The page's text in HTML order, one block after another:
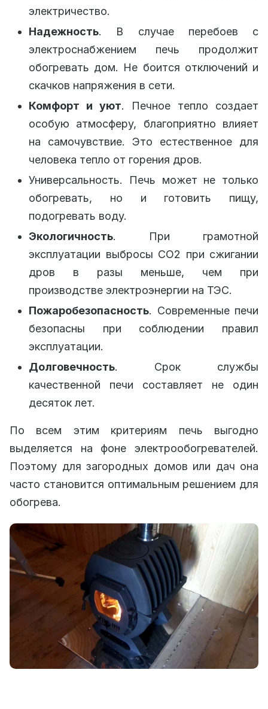
электричество.
Надежность. В случае перебоев с
электроснабжением печь продолжит
обогревать дом. Не боится отключений и
скачков напряжения в сети.
Комфорт и уют. Печное тепло создает
особую атмосферу, благоприятно влияет
на самочувствие. Это естественное для
человека тепло от горения дров.
Универсальность. Печь может не только
обогревать, но и готовить пищу,
подогревать воду.
Экологичность. При грамотной
эксплуатации выбросы CO2 при сжигании
дров в разы меньше, чем при
производстве электроэнергии на ТЭС.
Пожаробезопасность. Современные печи
безопасны при соблюдении правил
эксплуатации.
Долговечность. Срок службы
качественной печи составляет не один
десяток лет.
По всем этим критериям печь выгодно
выделяется на фоне электрообогревателей.
Поэтому для загородных домов или дач она
часто становится оптимальным решением для
обогрева.